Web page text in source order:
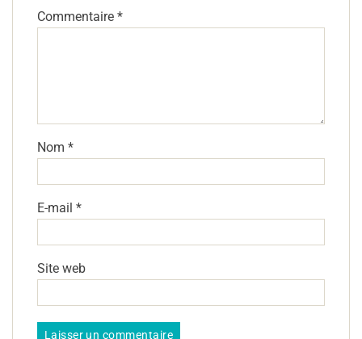
Commentaire *
Nom *
E-mail *
Site web